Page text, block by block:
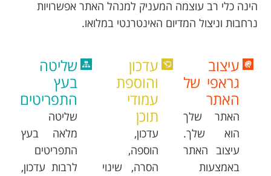
הינה כלי רב עוצמה המעניק למנהל האתר אפשרויות
נרחבות וניצול המדיום האינטרנטי במלואו.
עיצוב
גראפי של
האתר
האתר שלך
הוא שלך.
עיצוב האתר
באמצעות
עדכון
והוספת
עמודי
תוכן
עדכון,
הוספה,
הסרה, שינוי
שליטה
בעץ
התפריטים
שליטה
מלאה בעץ
התפריטים
לרבות עדכון,